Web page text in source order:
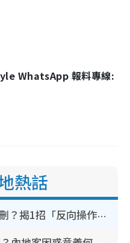
WhatsApp 報料專線:
熱話
WhatsApp預設貼圖點刪？揭1招「反向操作」還原簡潔介面 附3步實測教學